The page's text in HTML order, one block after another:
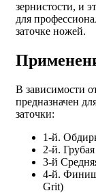
зернистости, и
для
заточке ножей.
В зависимости
предназначен
заточки:
1-й.
2-й.
3-й
4-й.
Grit)